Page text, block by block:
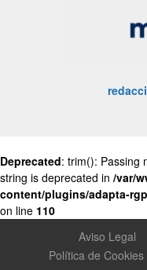
Deprecated: trim(): Passing
string is deprecated in /var/
content/plugins/adapta-
on line 110
Aviso Legal
Política de Cookies